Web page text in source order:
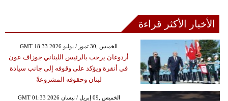
الأخبار الأكثر قراءة
GMT 18:33 2026 الخميس ,30 تموز / يوليو
أردوغان يرحب بالرئيس اللبناني جوزاف عون
في أنقرة ويؤكد على وقوفه إلى جانب سيادة
لبنان وحقوقه المشروعةً
GMT 01:33 2026 الخميس ,09 إبريل / نيسان